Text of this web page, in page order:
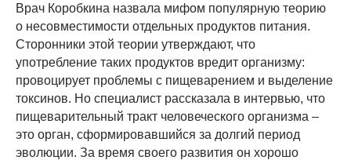
Врач Коробкина назвала мифом популярную теорию
о несовместимости отдельных продуктов питания.
Сторонники этой теории утверждают, что
употребление таких продуктов вредит организму:
провоцирует проблемы с пищеварением и выделение
токсинов. Но специалист рассказала в интервью, что
пищеварительный тракт человеческого организма –
это орган, сформировавшийся за долгий период
эволюции. За время своего развития он хорошо